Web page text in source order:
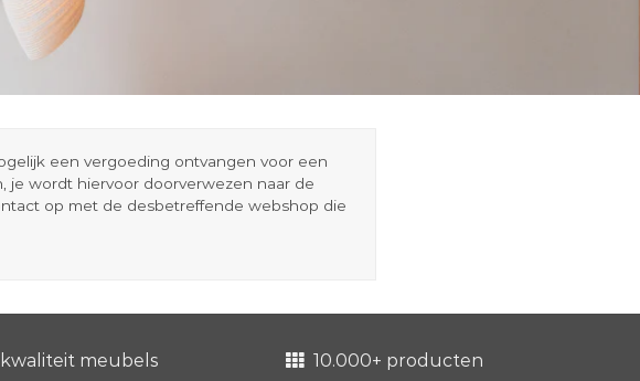
een vergoeding ontvangen voor een
je wordt hiervoor doorverwezen naar de
op met de desbetreffende webshop die
meubels 10.000+ producten